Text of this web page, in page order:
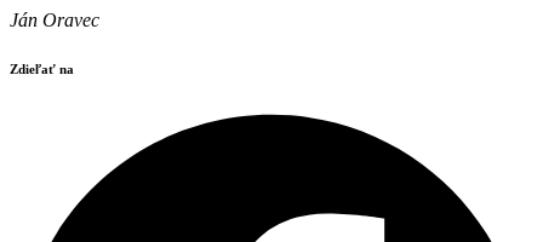
Ján Oravec
Zdieľať na